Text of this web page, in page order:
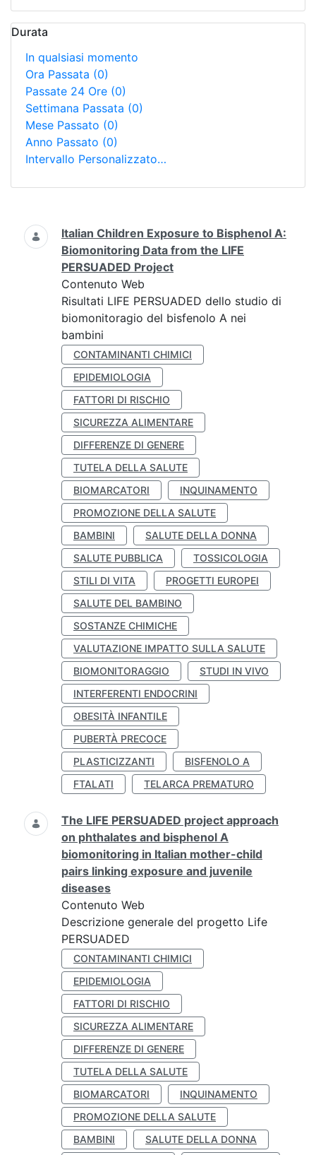
Durata
In qualsiasi momento
Ora Passata (0)
Passate 24 Ore (0)
Settimana Passata (0)
Mese Passato (0)
Anno Passato (0)
Intervallo Personalizzato…
Ricerca
Italian Children Exposure to Bisphenol A:
Biomonitoring Data from the LIFE
PERSUADED Project
Contenuto Web
Risultati LIFE PERSUADED dello studio di
biomonitoragio del bisfenolo A nei
bambini
CONTAMINANTI CHIMICI
EPIDEMIOLOGIA
FATTORI DI RISCHIO
SICUREZZA ALIMENTARE
DIFFERENZE DI GENERE
TUTELA DELLA SALUTE
BIOMARCATORI
INQUINAMENTO
PROMOZIONE DELLA SALUTE
BAMBINI
SALUTE DELLA DONNA
SALUTE PUBBLICA
TOSSICOLOGIA
STILI DI VITA
PROGETTI EUROPEI
SALUTE DEL BAMBINO
SOSTANZE CHIMICHE
VALUTAZIONE IMPATTO SULLA SALUTE
BIOMONITORAGGIO
STUDI IN VIVO
INTERFERENTI ENDOCRINI
OBESITÀ INFANTILE
PUBERTÀ PRECOCE
PLASTICIZZANTI
BISFENOLO A
FTALATI
TELARCA PREMATURO
The LIFE PERSUADED project approach
on phthalates and bisphenol A
biomonitoring in Italian mother-child
pairs linking exposure and juvenile
diseases
Contenuto Web
Descrizione generale del progetto Life
PERSUADED
CONTAMINANTI CHIMICI
EPIDEMIOLOGIA
FATTORI DI RISCHIO
SICUREZZA ALIMENTARE
DIFFERENZE DI GENERE
TUTELA DELLA SALUTE
BIOMARCATORI
INQUINAMENTO
PROMOZIONE DELLA SALUTE
BAMBINI
SALUTE DELLA DONNA